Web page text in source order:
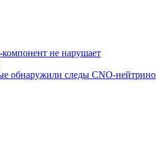
не нарушает
обнаружили следы CNO-нейтрино